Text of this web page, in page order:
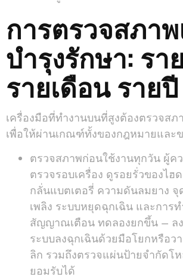
การตรวจสภา
บำรุงรักษา: รา
รายเดือน รายปี
เครื่องมือที่ทำงานบนที่สูงต้องตรวจสภ
เพื่อให้ผ่านเกณฑ์ทั้งของกฎหมายและ
ตรวจสภาพก่อนใช้งานทุกวัน ผู้ค
ตรวจรอบเครื่อง ดูรอยรั่วของไฮ
กลั่นแบตเตอรี่ ความดันลมยาง จุ
เพลิง ระบบหยุดฉุกเฉิน และการ
สัญญาณเตือน ทดลองยกขึ้น – ล
ระบบลงฉุกเฉินด้วยมือโยกหรือว
ลิก รวมถึงตรวจแผ่นป้ายจำกัดโ
ยอมรับได้